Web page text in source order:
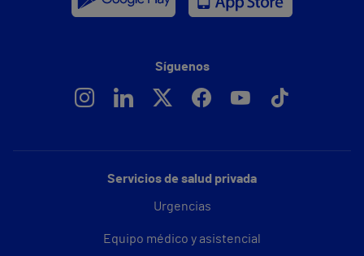
Servicios de salud privada
Urgencias
Equipo médico y asistencial
Síguenos